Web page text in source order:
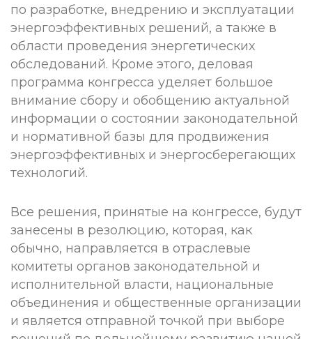
по разработке, внедрению и эксплуатации
энергоэффективных решений, а также в
области проведения энергетических
обследований. Кроме этого, деловая
программа конгресса уделяет большое
внимание сбору и обобщению актуальной
информации о состоянии законодательной
и нормативной базы для продвижения
энергоэффективных и энергосберегающих
технологий.
Все решения, принятые на конгрессе, будут
занесены в резолюцию, которая, как
обычно, направляется в отраслевые
комитеты органов законодательной и
исполнительной власти, национальные
объединения и общественные организации
и является отправной точкой при выборе